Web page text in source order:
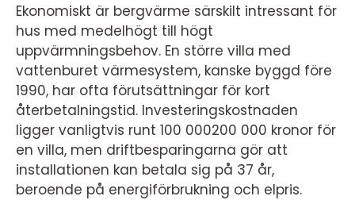
Ekonomiskt är bergvärme särskilt intressant för
hus med medelhögt till högt
uppvärmningsbehov. En större villa med
vattenburet värmesystem, kanske byggd före
1990, har ofta förutsättningar för kort
återbetalningstid. Investeringskostnaden
ligger vanligtvis runt 100 000200 000 kronor för
en villa, men driftbesparingarna gör att
installationen kan betala sig på 37 år,
beroende på energiförbrukning och elpris.